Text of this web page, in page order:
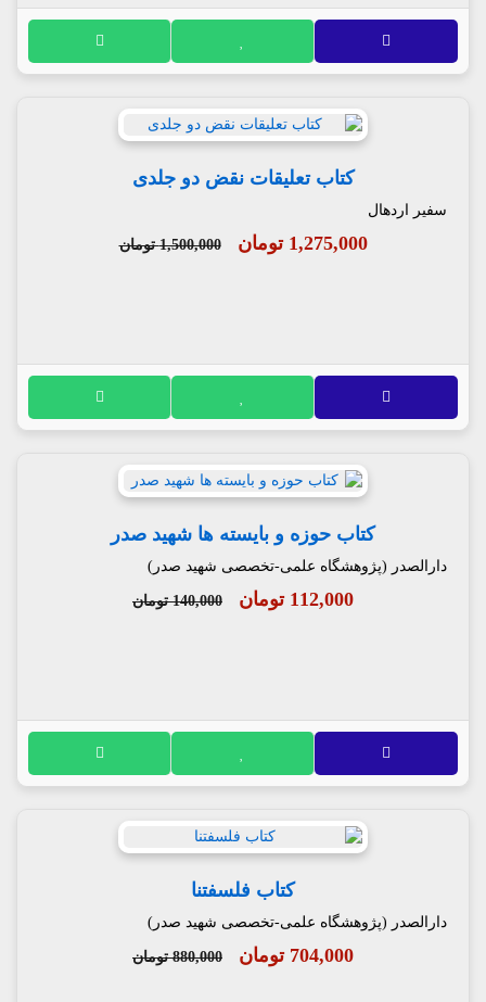
کتاب تعلیقات نقض دو جلدی
سفیر اردهال
1,275,000 تومان 1,500,000 تومان
کتاب حوزه و بایسته ها شهید صدر
دارالصدر (پژوهشگاه علمی-تخصصی شهید صدر)
112,000 تومان 140,000 تومان
کتاب فلسفتنا
دارالصدر (پژوهشگاه علمی-تخصصی شهید صدر)
704,000 تومان 880,000 تومان